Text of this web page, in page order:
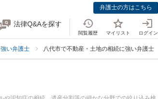
弁護士の方はこちら
法律Q&Aを探す
閲覧履歴 マイリスト ログイン
い弁護士 八代市で不動産・土地の相続に強い弁護士